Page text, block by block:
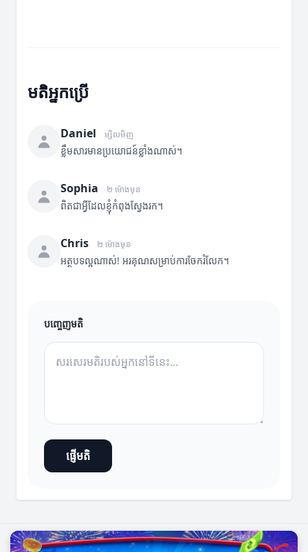
មតិអ្នកប្រើ
Daniel ម្សិលមិញ
ខ្លឹមសារមានប្រយោជន៍ខ្លាំងណាស់។
Sophia ២ ម៉ោងមុន
ពិតជាអ្វីដែលខ្ញុំកំពុងស្វែងរក។
Chris ២ ម៉ោងមុន
អត្ថបទល្អណាស់! អរគុណសម្រាប់ការចែករំលែក។
បញ្ចេញមតិ
ផ្ញើមតិ